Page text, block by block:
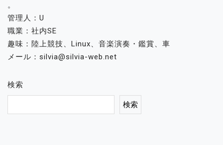
。
管理人：U
職業：社内SE
趣味：陸上競技、Linux、音楽演奏・鑑賞、車
メール：silvia@silvia-web.net
検索
検索